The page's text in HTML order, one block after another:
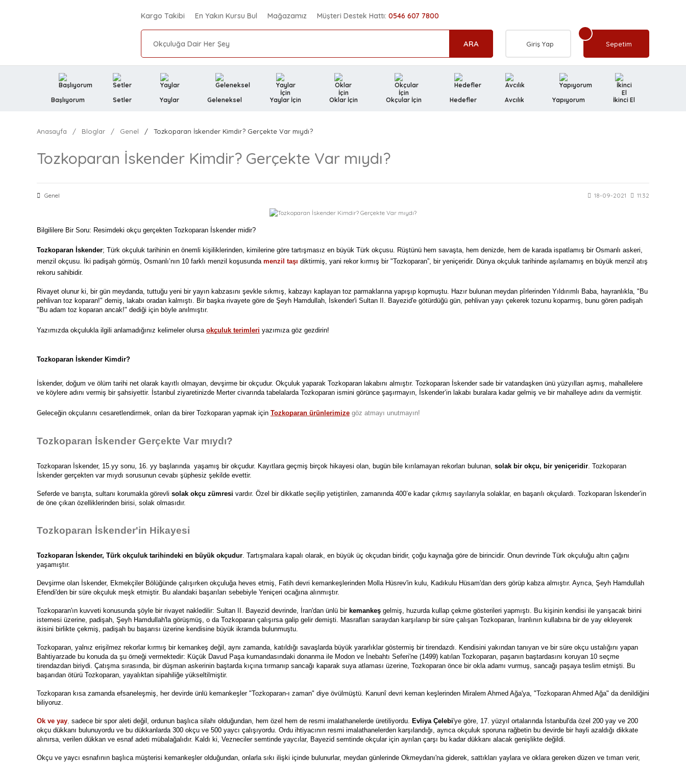
Kargo Takibi En Yakın Kursu Bul Mağazamız Müşteri Destek Hattı: 0546 607 7800
ARA Giriş Yap Sepetim
Başlıyorum Setler Yaylar Geleneksel Yaylar İçin Oklar İçin Okçular İçin Hedefler Avcılık Yapıyorum İkinci El
Anasayfa Bloglar Genel Tozkoparan İskender Kimdir? Gerçekte Var mıydı?
Tozkoparan İskender Kimdir? Gerçekte Var mıydı?
Genel 18-09-2021 11:32
Bilgililere Bir Soru: Resimdeki okçu gerçekten Tozkoparan İskender midir?
Tozkoparan İskender; Türk okçuluk tarihinin en önemli kişiliklerinden, kimilerine göre tartışmasız en büyük Türk okçusu. Rüştünü hem savaşta, hem denizde, hem de karada ispatlamış bir Osmanlı askeri,
menzil okçusu. İki padişah görmüş, Osmanlı’nın 10 farklı menzil koşusunda menzil taşı diktirmiş, yani rekor kırmış bir "Tozkoparan”, bir yeniçeridir. Dünya okçuluk tarihinde aşılamamış en büyük menzil atış
rekoru sahibidir.
Rivayet olunur ki, bir gün meydanda, tuttuğu yeni bir yayın kabzasını şevkle sıkmış, kabzayı kaplayan toz parmaklarına yapışıp kopmuştu. Hazır bulunan meydan pîrlerinden Yıldırımlı Baba, hayranlıkla, "Bu
pehlivan toz koparan!" demiş, lakabı oradan kalmıştı. Bir başka rivayete göre de Şeyh Hamdullah, İskender'i Sultan II. Bayezid'e götürdüğü gün, pehlivan yayı çekerek tozunu koparmış, bunu gören padişah
"Bu adam toz koparan ancak!" dediği için böyle anılmıştır.
Yazımızda okçulukla ilgili anlamadığınız kelimeler olursa okçuluk terimleri yazımıza göz gezdirin!
Tozkoparan İskender Kimdir?
İskender, doğum ve ölüm tarihi net olarak kayıtlı olmayan, devşirme bir okçudur. Okçuluk yaparak Tozkoparan lakabını almıştır. Tozkoparan İskender sade bir vatandaşken ünü yüzyılları aşmış, mahallelere
ve köylere adını vermiş bir şahsiyettir. İstanbul ziyaretinizde Merter civarında tabelalarda Tozkoparan ismini görünce şaşırmayın, İskender’in lakabı buralara kadar gelmiş ve bir mahalleye adını da vermiştir.
Geleceğin okçularını cesaretlendirmek, onları da birer Tozkoparan yapmak için Tozkoparan ürünlerimize göz atmayı unutmayın!
Tozkoparan İskender Gerçekte Var mıydı?
Tozkoparan İskender, 15.yy sonu, 16. yy başlarında  yaşamış bir okçudur. Kayıtlara geçmiş birçok hikayesi olan, bugün bile kırılamayan rekorları bulunan, solak bir okçu, bir yeniçeridir. Tozkoparan
İskender gerçekten var mıydı sorusunun cevabı şüphesiz şekilde evettir.
Seferde ve barışta, sultanı korumakla görevli solak okçu zümresi vardır. Özel bir dikkatle seçilip yetiştirilen, zamanında 400’e kadar çıkmış sayılarıyla solaklar, en başarılı okçulardı. Tozkoparan İskender’in
de öne çıkan özelliklerinden birisi, solak olmasıdır.
Tozkoparan İskender'in Hikayesi
Tozkoparan İskender, Türk okçuluk tarihindeki en büyük okçudur. Tartışmalara kapalı olarak, en büyük üç okçudan biridir, çoğu kaynağa göre de birincidir. Onun devrinde Türk okçuluğu altın çağını
yaşamıştır.
Devşirme olan İskender, Ekmekçiler Bölüğünde çalışırken okçuluğa heves etmiş, Fatih devri kemankeşlerinden Molla Hüsrev'in kulu, Kadıkulu Hüsam'dan ders görüp kabza almıştır. Ayrıca, Şeyh Hamdullah
Efendi'den bir süre okçuluk meşk etmiştir. Bu alandaki başarıları sebebiyle Yeniçeri ocağına alınmıştır.
Tozkoparan'ın kuvveti konusunda şöyle bir rivayet nakledilir: Sultan II. Bayezid devrinde, İran'dan ünlü bir kemankeş gelmiş, huzurda kullap çekme gösterileri yapmıştı. Bu kişinin kendisi ile yarışacak birini
istemesi üzerine, padişah, Şeyh Hamdullah'la görüşmüş, o da Tozkoparan çalışırsa galip gelir demişti. Masrafları saraydan karşılanıp bir süre çalışan Tozkoparan, İranlının kullabına bir de yay ekleyerek
ikisini birlikte çekmiş, padişah bu başarısı üzerine kendisine büyük ikramda bulunmuştu.
Tozkoparan, yalnız erişilmez rekorlar kırmış bir kemankeş değil, aynı zamanda, katıldığı savaşlarda büyük yararlıklar göstermiş bir tirendazdı. Kendisini yakından tanıyan ve bir süre okçu ustalığını yapan
Bahtiyarzade bu konuda da şu örneği vermektedir: Küçük Davud Paşa kumandasındaki donanma ile Modon ve İnebahtı Seferi'ne (1499) katılan Tozkoparan, paşanın baştardasını koruyan 10 seçme
tirendazdan biriydi. Çatışma sırasında, bir düşman askerinin baştarda kıçına tırmanıp sancağı kaparak suya atlaması üzerine, Tozkoparan önce bir okla adamı vurmuş, sancağı paşaya teslim etmişti. Bu
başarıdan ötürü Tozkoparan, yayalıktan sipahiliğe yükseltilmiştir.
Tozkoparan kısa zamanda efsaneleşmiş, her devirde ünlü kemankeşler "Tozkoparan-ı zaman" diye övülmüştü. Kanunî devri keman keşlerinden Miralem Ahmed Ağa'ya, "Tozkoparan Ahmed Ağa" da denildiğini
biliyoruz.
Ok ve yay, sadece bir spor aleti değil, ordunun başlıca silahı olduğundan, hem özel hem de resmi imalathanelerde üretiliyordu. Evliya Çelebi'ye göre, 17. yüzyıl ortalarında İstanbul'da özel 200 yay ve 200
okçu dükkanı bulunuyordu ve bu dükkanlarda 300 okçu ve 500 yaycı çalışıyordu. Ordu ihtiyacının resmi imalathanelerden karşılandığı, ayrıca okçuluk sporuna rağbetin bu devirde bir hayli azaldığı dikkate
alınırsa, verilen dükkan ve esnaf adeti mübalağalıdır. Kaldı ki, Vezneciler semtinde yaycılar, Bayezid semtinde okçular için ayrılan çarşı bu kadar dükkanı alacak genişlikte değildi.
Okçu ve yaycı esnafının başlıca müşterisi kemankeşler olduğundan, onlarla sıkı ilişki içinde bulunurlar, meydan günlerinde Okmeydanı'na giderek, sattıkları yaylara ve oklara gereken düzen ve tımarı verir,